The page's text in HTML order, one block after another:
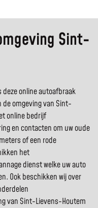
Sint-
deze online autoafbraak
de omgeving van Sint-
online bedrijf
en contacten om uw oude
of een rode
het
dienst welke uw auto
Ook beschikken wij over
van Sint-Lievens-Houtem